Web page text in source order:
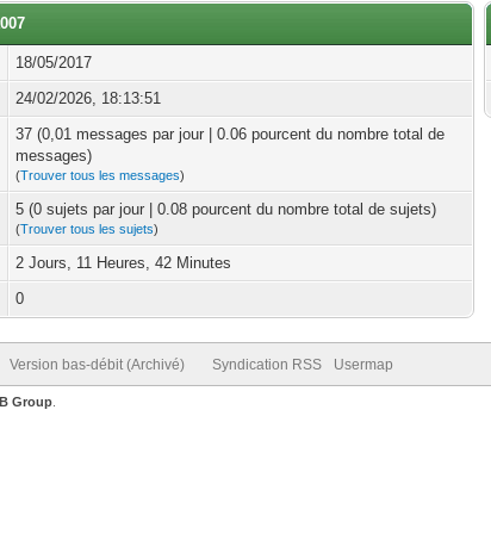
18/05/2017
24/02/2026, 18:13:51
37 (0,01 messages par jour | 0.06 pourcent du nombre total de
messages)
(Trouver tous les messages)
5 (0 sujets par jour | 0.08 pourcent du nombre total de sujets)
(Trouver tous les sujets)
2 Jours, 11 Heures, 42 Minutes
0
Version bas-débit (Archivé) Syndication RSS Usermap
Group.